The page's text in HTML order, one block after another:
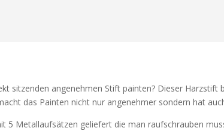
sitzenden angenehmen Stift painten? Dieser Harzstift
das Painten nicht nur angenehmer sondern hat
5 Metallaufsätzen geliefert die man raufschrauben